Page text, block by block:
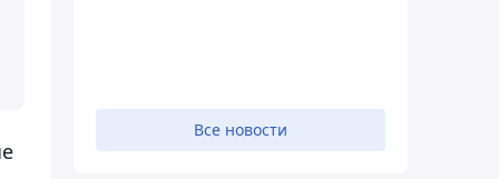
Все новости